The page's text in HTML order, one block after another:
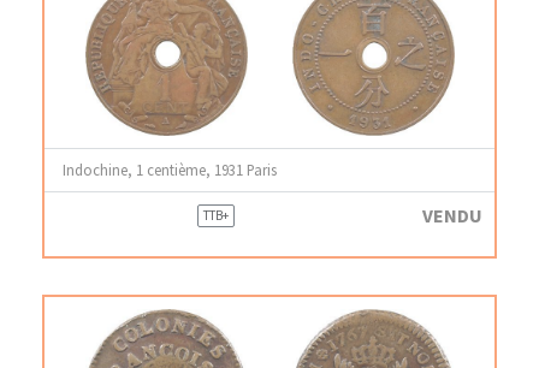
Indochine, 1 centième, 1931 Paris
TTB+ VENDU